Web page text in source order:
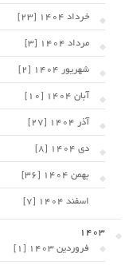
خرداد 1404 [23]
مرداد 1404 [3]
شهریور 1404 [2]
آبان 1404 [10]
آذر 1404 [27]
دی 1404 [8]
بهمن 1404 [36]
اسفند 1404 [7]
1403
فروردین 1403 [1]